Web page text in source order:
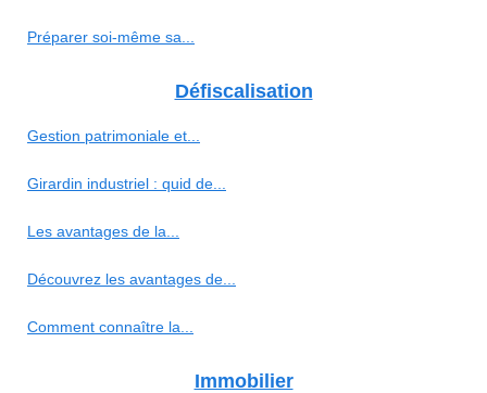
Préparer soi-même sa...
Défiscalisation
Gestion patrimoniale et...
Girardin industriel : quid de...
Les avantages de la...
Découvrez les avantages de...
Comment connaître la...
Immobilier